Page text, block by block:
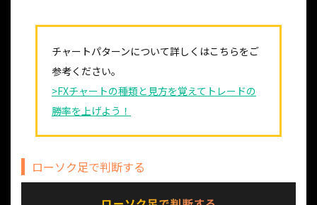
チャートパターンについて詳しくはこちらをご
参考ください。
>FXチャートの種類と見方を覚えてトレードの
勝率を上げよう！
ローソク足で判断する